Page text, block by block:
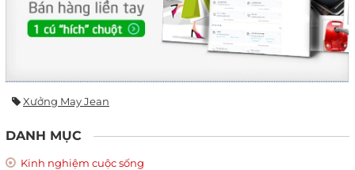
Xưởng May Jean
DANH MỤC
Kinh nghiệm cuộc sống